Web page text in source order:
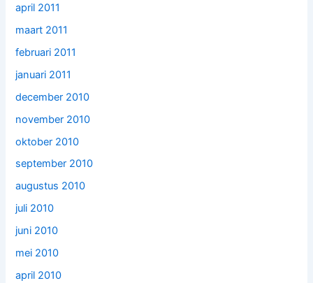
april 2011
maart 2011
februari 2011
januari 2011
december 2010
november 2010
oktober 2010
september 2010
augustus 2010
juli 2010
juni 2010
mei 2010
april 2010